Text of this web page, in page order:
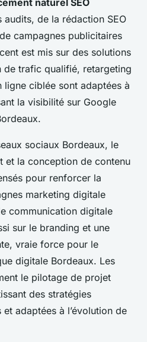
naturel SEO
audits, de la rédaction SEO
campagnes publicitaires
est mis sur des solutions
de trafic qualifié, retargeting
ligne ciblée sont adaptées à
la visibilité sur Google
sociaux Bordeaux, le
et la conception de contenu
pour renforcer la
marketing digitale
communication digitale
sur le branding et une
vraie force pour le
digitale Bordeaux. Les
le pilotage de projet
des stratégies
adaptées à l’évolution de